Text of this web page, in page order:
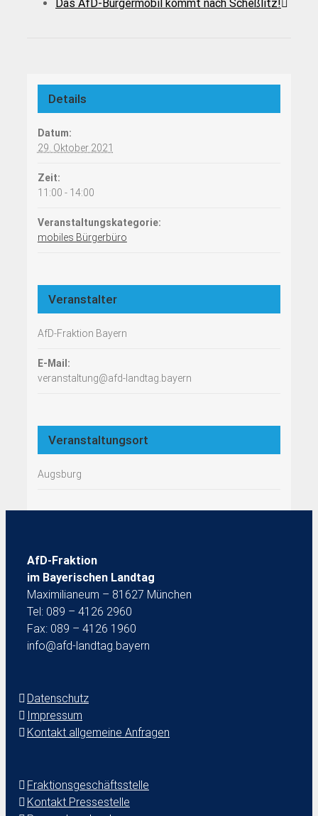
Das AfD-Bürgermobil kommt nach Scheßlitz!
Details
Datum:
29. Oktober 2021
Zeit:
11:00 - 14:00
Veranstaltungskategorie:
mobiles Bürgerbüro
Veranstalter
AfD-Fraktion Bayern
E-Mail:
veranstaltung@afd-landtag.bayern
Veranstaltungsort
Augsburg
AfD-Fraktion
im Bayerischen Landtag
Maximilianeum – 81627 München
Tel: 089 – 4126 2960
Fax: 089 – 4126 1960
info@afd-landtag.bayern
Datenschutz
Impressum
Kontakt allgemeine Anfragen
Fraktionsgeschäftsstelle
Kontakt Pressestelle